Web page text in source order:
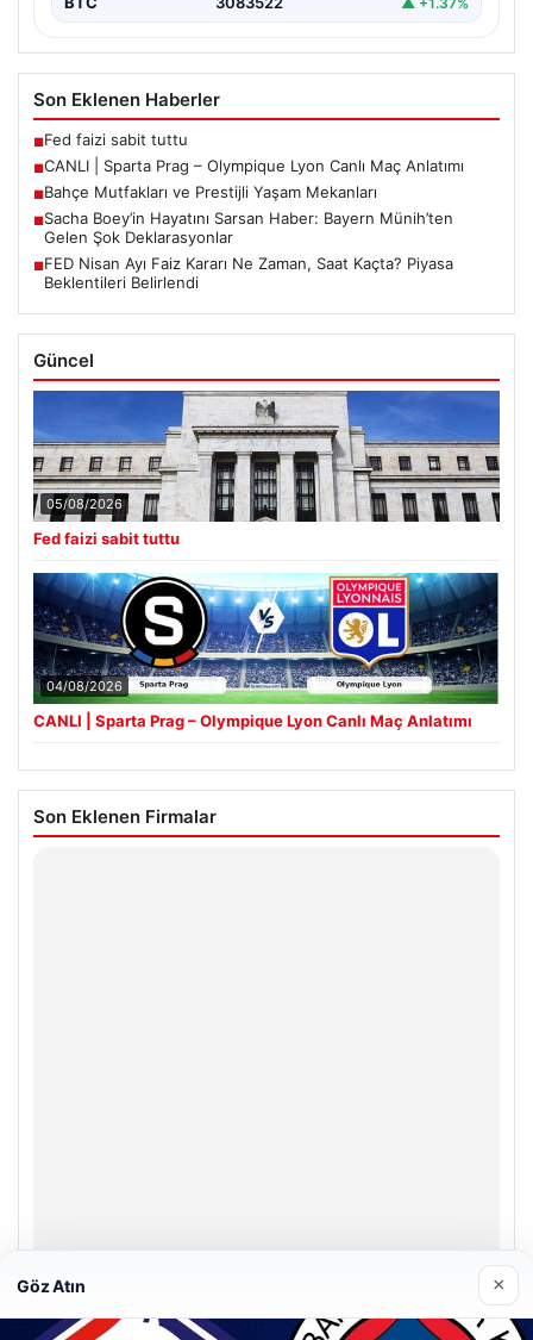
Son Eklenen Haberler
■Fed faizi sabit tuttu
■CANLI | Sparta Prag – Olympique Lyon Canlı Maç Anlatımı
■Bahçe Mutfakları ve Prestijli Yaşam Mekanları
■Sacha Boey’in Hayatını Sarsan Haber: Bayern Münih’ten
Gelen Şok Deklarasyonlar
■FED Nisan Ayı Faiz Kararı Ne Zaman, Saat Kaçta? Piyasa
Beklentileri Belirlendi
Güncel
05/08/2026
Fed faizi sabit tuttu
04/08/2026
CANLI | Sparta Prag – Olympique Lyon Canlı Maç Anlatımı
Son Eklenen Firmalar
Göz Atın ×